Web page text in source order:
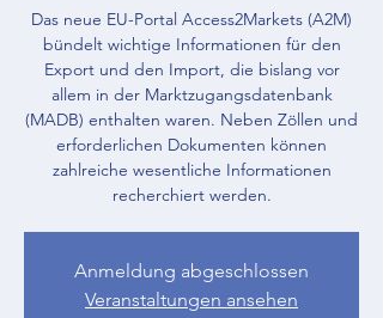
Das neue EU-Portal Access2Markets (A2M)
bündelt wichtige Informationen für den
Export und den Import, die bislang vor
allem in der Marktzugangsdatenbank
(MADB) enthalten waren. Neben Zöllen und
erforderlichen Dokumenten können
zahlreiche wesentliche Informationen
recherchiert werden.
Anmeldung abgeschlossen
Veranstaltungen ansehen